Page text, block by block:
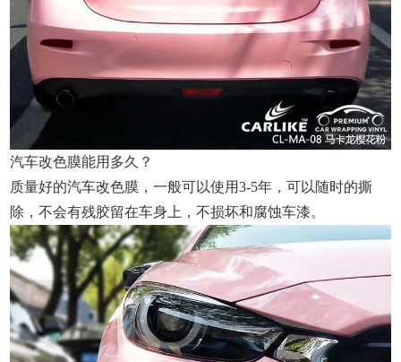
汽车改色膜能用多久？
质量好的汽车改色膜，一般可以使用3-5年，可以随时的撕
除，不会有残胶留在车身上，不损坏和腐蚀车漆。